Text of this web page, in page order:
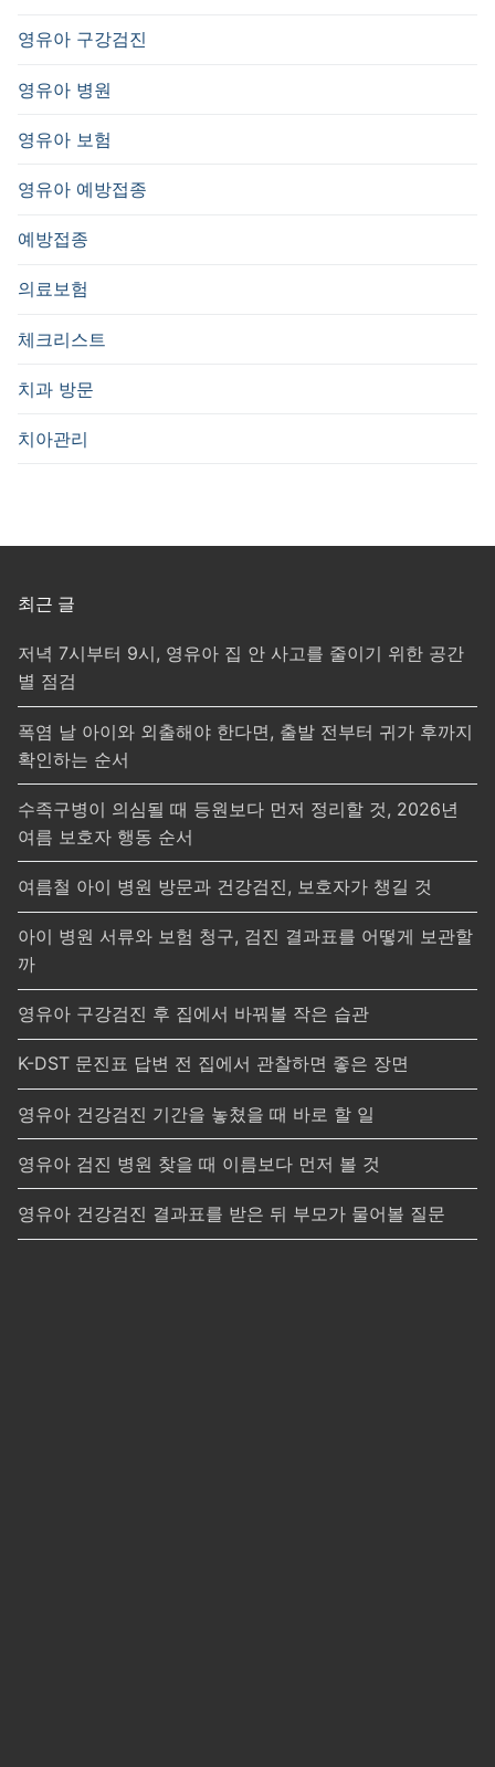
영유아 구강검진
영유아 병원
영유아 보험
영유아 예방접종
예방접종
의료보험
체크리스트
치과 방문
치아관리
최근 글
저녁 7시부터 9시, 영유아 집 안 사고를 줄이기 위한 공간
별 점검
폭염 날 아이와 외출해야 한다면, 출발 전부터 귀가 후까지
확인하는 순서
수족구병이 의심될 때 등원보다 먼저 정리할 것, 2026년
여름 보호자 행동 순서
여름철 아이 병원 방문과 건강검진, 보호자가 챙길 것
아이 병원 서류와 보험 청구, 검진 결과표를 어떻게 보관할
까
영유아 구강검진 후 집에서 바꿔볼 작은 습관
K-DST 문진표 답변 전 집에서 관찰하면 좋은 장면
영유아 건강검진 기간을 놓쳤을 때 바로 할 일
영유아 검진 병원 찾을 때 이름보다 먼저 볼 것
영유아 건강검진 결과표를 받은 뒤 부모가 물어볼 질문